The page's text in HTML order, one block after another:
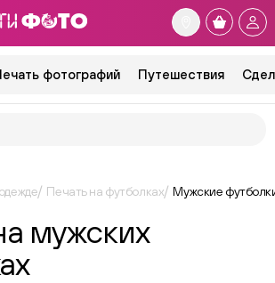
фотографий Путешествия
Печать на футболках Мужские
мужских